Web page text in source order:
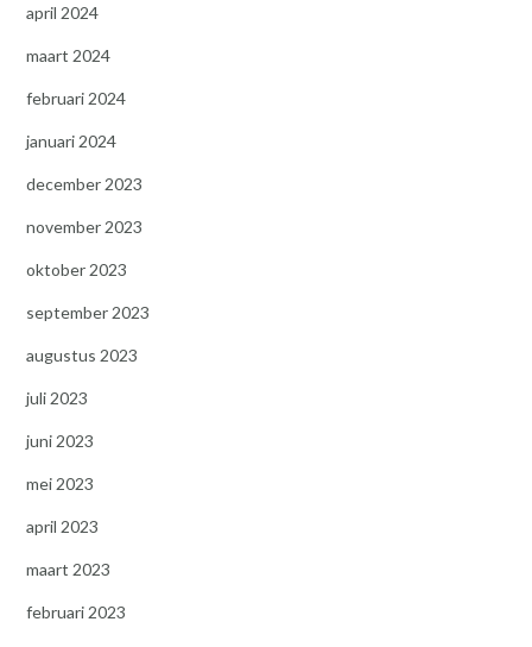
april 2024
maart 2024
februari 2024
januari 2024
december 2023
november 2023
oktober 2023
september 2023
augustus 2023
juli 2023
juni 2023
mei 2023
april 2023
maart 2023
februari 2023